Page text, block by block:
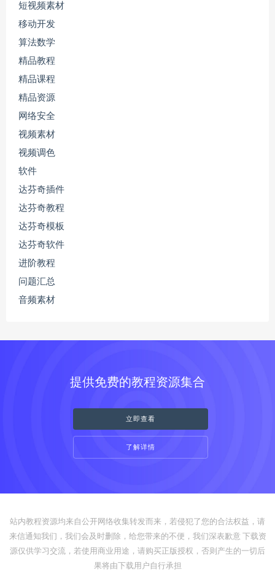
短视频素材
移动开发
算法数学
精品教程
精品课程
精品资源
网络安全
视频素材
视频调色
软件
达芬奇插件
达芬奇教程
达芬奇模板
达芬奇软件
进阶教程
问题汇总
音频素材
提供免费的教程资源集合
立即查看
了解详情
站内教程资源均来自公开网络收集转发而来，若侵犯了您的合法权益，请
来信通知我们，我们会及时删除，给您带来的不便，我们深表歉意 下载资
源仅供学习交流，若使用商业用途，请购买正版授权，否则产生的一切后
果将由下载用户自行承担